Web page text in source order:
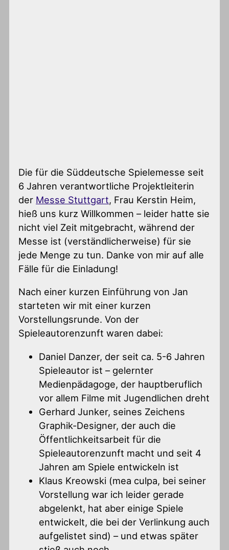
Die für die Süddeutsche Spielemesse seit
6 Jahren verantwortliche Projektleiterin
der Messe Stuttgart, Frau Kerstin Heim,
hieß uns kurz Willkommen – leider hatte sie
nicht viel Zeit mitgebracht, während der
Messe ist (verständlicherweise) für sie
jede Menge zu tun. Danke von mir auf alle
Fälle für die Einladung!
Nach einer kurzen Einführung von Jan
starteten wir mit einer kurzen
Vorstellungsrunde. Von der
Spieleautorenzunft waren dabei:
Daniel Danzer, der seit ca. 5-6 Jahren
Spieleautor ist – gelernter
Medienpädagoge, der hauptberuflich
vor allem Filme mit Jugendlichen dreht
Gerhard Junker, seines Zeichens
Graphik-Designer, der auch die
Öffentlichkeitsarbeit für die
Spieleautorenzunft macht und seit 4
Jahren am Spiele entwickeln ist
Klaus Kreowski (mea culpa, bei seiner
Vorstellung war ich leider gerade
abgelenkt, hat aber einige Spiele
entwickelt, die bei der Verlinkung auch
aufgelistet sind) – und etwas später